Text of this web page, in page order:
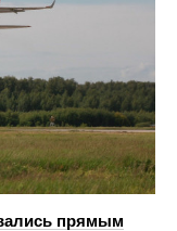
прямым